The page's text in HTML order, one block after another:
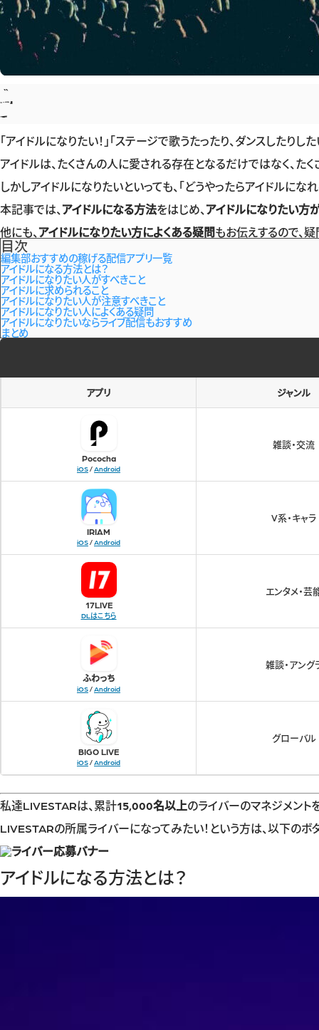
「アイドルになりたい！」「ステージで歌うたったり、ダンスしたりし
アイドルは、たくさんの人に愛される存在となるだけではなく、た
しかしアイドルになりたいといっても、「どうやったらアイドルにな
本記事では、 アイドルになる方法をはじめ、 アイドルになりたい方
他にも、 アイドルになりたい方によくある疑問もお伝えするので、
目次
編集部おすすめの稼げる配信アプリ一覧
アイドルになる方法とは？
アイドルになりたい人がすべきこと
アイドルに求められること
アイドルになりたい人が注意すべきこと
アイドルになりたい人によくある疑問
アイドルになりたいならライブ配信もおすすめ
まとめ
アプリ ジャンル
Pococha
iOS/Android
雑談・交流
IRIAM
iOS/Android
V系・キャラ
17LIVE
DLはこちら
エンタメ・芸
ふわっち
iOS/Android
雑談・アング
BIGO LIVE
iOS/Android
グローバル
私達LIVESTARは、累計15,000名以上のライバーのマネジメント
LIVESTARの所属ライバーになってみたい！という方は、以下のボ
アイドルになる方法とは？